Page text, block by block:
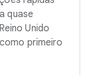
quase
Unido
primeiro